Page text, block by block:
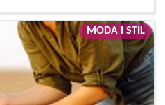
MODA I STIL